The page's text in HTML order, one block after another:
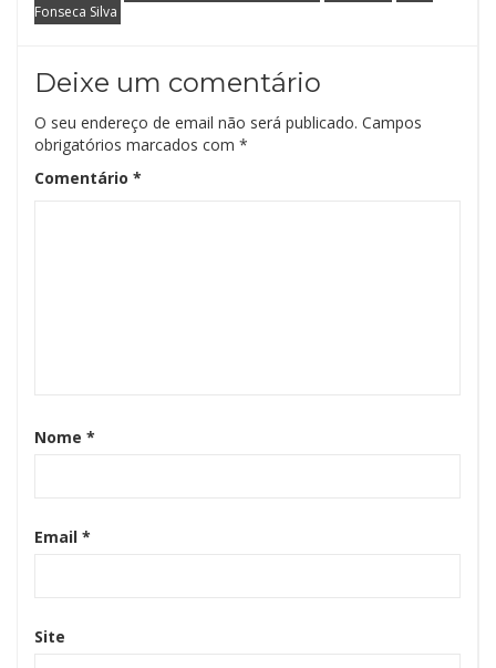
Fonseca Silva
Deixe um comentário
O seu endereço de email não será publicado. Campos
obrigatórios marcados com *
Comentário *
Nome *
Email *
Site